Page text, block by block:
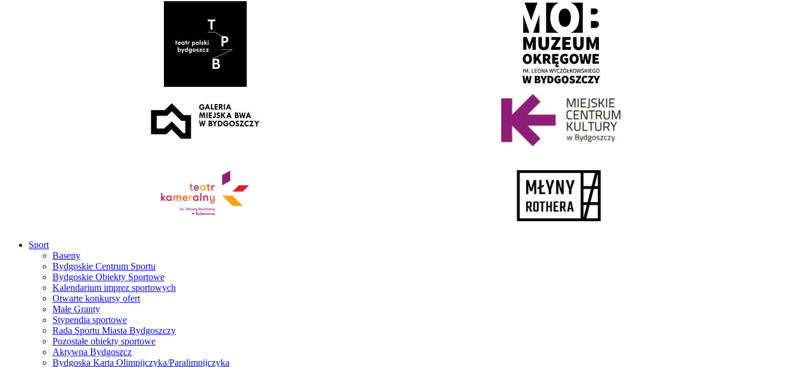
Sport
Baseny
Bydgoskie Centrum Sportu
Bydgoskie Obiekty Sportowe
Kalendarium imprez sportowych
Otwarte konkursy ofert
Małe Granty
Stypendia sportowe
Rada Sportu Miasta Bydgoszczy
Pozostałe obiekty sportowe
Aktywna Bydgoszcz
Bydgoska Karta Olimpijczyka/Paralimpijczyka